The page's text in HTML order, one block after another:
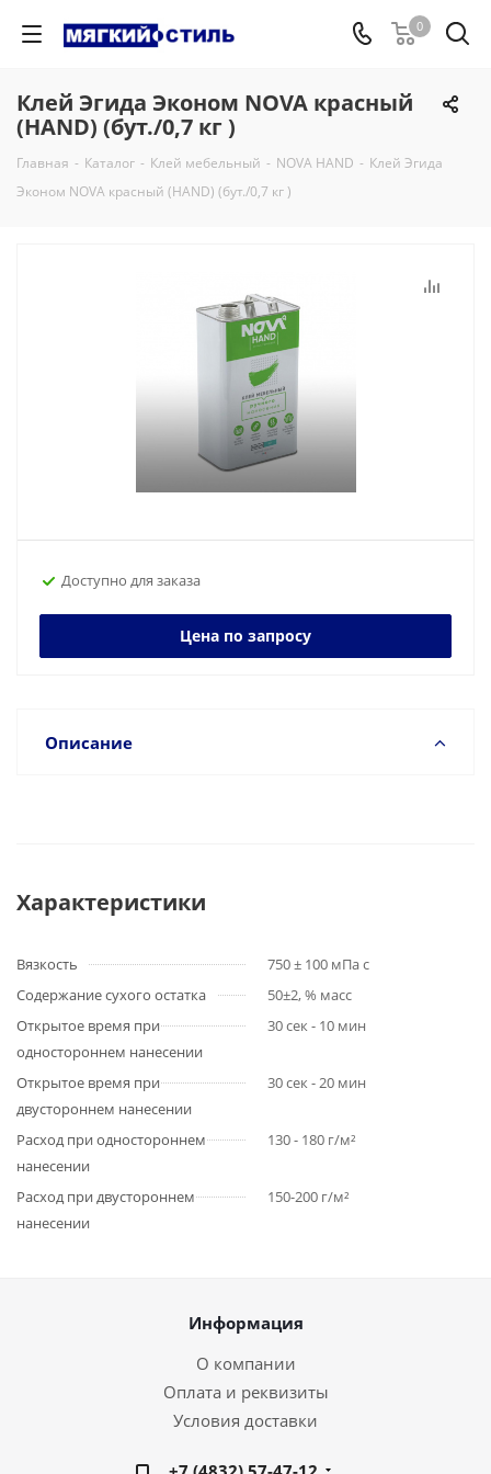
0
Клей Эгида Эконом NOVA красный
(HAND) (бут./0,7 кг )
Главная - Каталог - Клей мебельный - NOVA HAND - Клей Эгида
Эконом NOVA красный (HAND) (бут./0,7 кг )
Доступно для заказа
Цена по запросу
Описание
Характеристики
Вязкость
750 ± 100 мПа с
Содержание сухого остатка
50±2, % масс
Открытое время при
одностороннем нанесении
30 сек - 10 мин
Открытое время при
двустороннем нанесении
30 сек - 20 мин
Расход при одностороннем
нанесении
130 - 180 г/м²
Расход при двустороннем
нанесении
150-200 г/м²
Информация
О компании
Оплата и реквизиты
Условия доставки